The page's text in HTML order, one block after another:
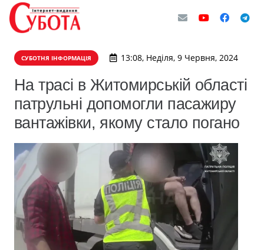
СУБОТНЯ ІНФОРМАЦІЯ 13:08, Неділя, 9 Червня, 2024
На трасі в Житомирській області
патрульні допомогли пасажиру
вантажівки, якому стало погано